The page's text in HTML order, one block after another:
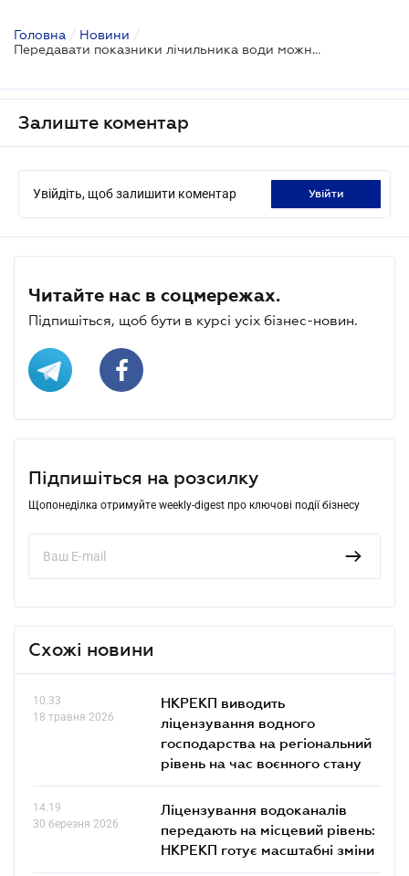
Головна / Новини /
Передавати показники лічильника води можна у будь-який день
Залиште коментар
Увійдіть, щоб залишити коментар увійти
Читайте нас в соцмережах.
Підпишіться, щоб бути в курсі усіх бізнес-новин.
Підпишіться на розсилку
Щопонеділка отримуйте weekly-digest про ключові події бізнесу
Схожі новини
10.33
18 травня 2026
НКРЕКП виводить
ліцензування водного
господарства на регіональний
рівень на час воєнного стану
14.19
30 березня 2026
Ліцензування водоканалів
передають на місцевий рівень:
НКРЕКП готує масштабні зміни